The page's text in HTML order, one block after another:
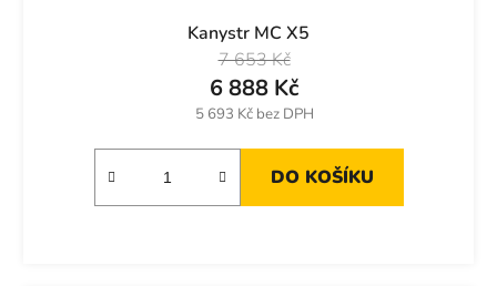
Kanystr MC X5
5 693 Kč bez DPH
6 888 Kč
7 653 Kč
DO KOŠÍKU